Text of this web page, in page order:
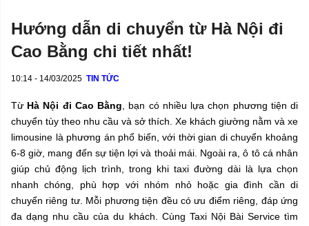
Hướng dẫn di chuyển từ Hà Nội đi
Cao Bằng chi tiết nhất!
10:14 - 14/03/2025 TIN TỨC
Từ Hà Nội đi Cao Bằng , bạn có nhiều lựa chọn phương tiện di
chuyển tùy theo nhu cầu và sở thích. Xe khách giường nằm và xe
limousine là phương án phổ biến, với thời gian di chuyển khoảng
6-8 giờ, mang đến sự tiện lợi và thoải mái. Ngoài ra, ô tô cá nhân
giúp chủ động lịch trình, trong khi taxi đường dài là lựa chọn
nhanh chóng, phù hợp với nhóm nhỏ hoặc gia đình cần di
chuyển riêng tư. Mỗi phương tiện đều có ưu điểm riêng, đáp ứng
đa dạng nhu cầu của du khách. Cùng Taxi Nội Bài Service tìm